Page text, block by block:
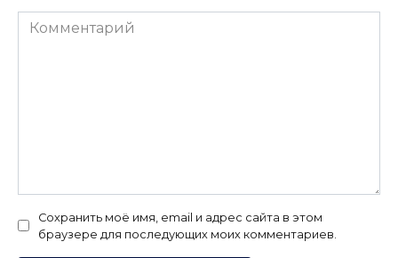
Комментарий
Сохранить моё имя, email и адрес сайта в этом
браузере для последующих моих комментариев.